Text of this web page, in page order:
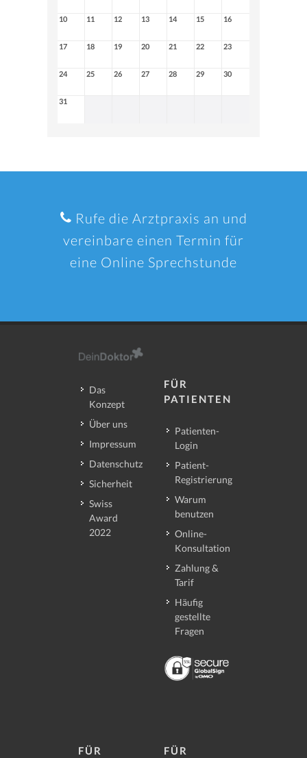
10 11 12 13 14 15 16
17 18 19 20 21 22 23
24 25 26 27 28 29 30
31
Rufe die Arztpraxis an und
vereinbare einen Termin für
eine Online Sprechstunde
Das
Konzept
Über uns
Impressum
Datenschutz
Sicherheit
Swiss
Award
2022
FÜR
PATIENTEN
Patienten-
Login
Patient-
Registrierung
Warum
benutzen
Online-
Konsultation
Zahlung &
Tarif
Häufig
gestellte
Fragen
FÜR
FÜR